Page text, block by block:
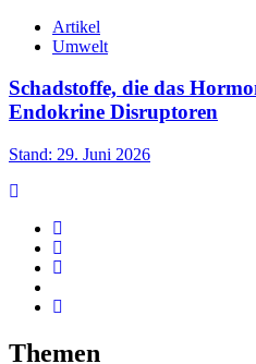
Artikel
Umwelt
Schadstoffe, die das
Endokrine Disruptoren
Stand: 29. Juni 2026
Themen